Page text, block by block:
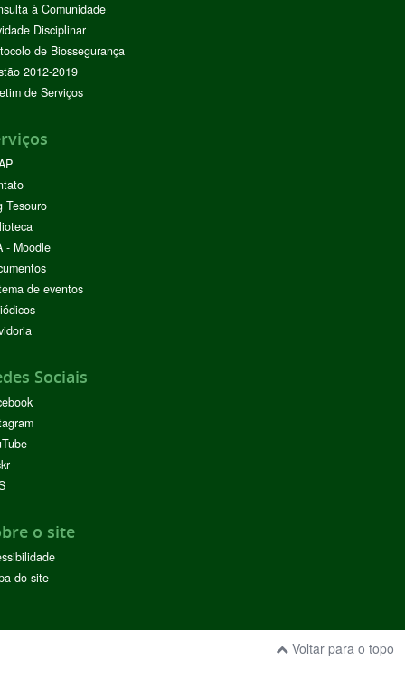
à Comunidade
Disciplinar
de Biossegurança
2012-2019
de Serviços
Tesouro
- Moodle
de eventos
Sociais
o site
do site
Voltar para o topo